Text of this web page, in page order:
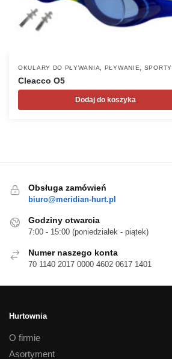
OKULARY DO PŁYWANIA PŁYWANIE SPORTY
Cleacco O5
Dodaj do koszyka
Obsługa zamówień
biuro@meridian-hurt.pl
Godziny otwarcia
7:00 - 15:00 (poniedziałek - piątek)
Numer naszego konta
70 1140 2017 0000 4602 0617 1401
Hurtownia
O firmie
Asortyment